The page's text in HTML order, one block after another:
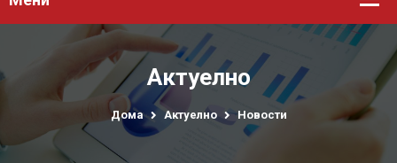
Актуелно
Дома Актуелно Новости